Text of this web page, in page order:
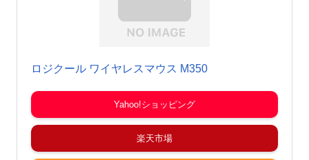
ロジクール ワイヤレスマウス M350
Yahoo!ショッピング
楽天市場